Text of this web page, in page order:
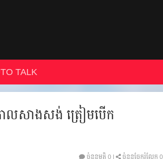
TALK
ាលសាងសង់ ត្រៀមបើក
ចំនួនមតិ 0 ចំនួនចែករំលែក 0